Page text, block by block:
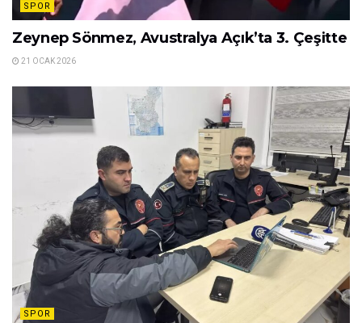
SPOR
Zeynep Sönmez, Avustralya Açık’ta 3. Çeşitte
21 OCAK 2026
SPOR